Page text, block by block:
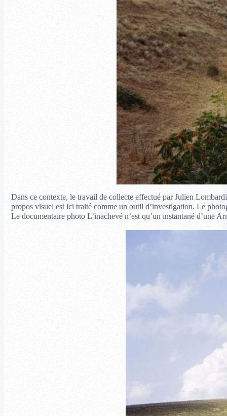
Dans ce contexte, le travail de collecte effectué par Julien
propos visuel est ici traité comme un outil d’investigation. Le
Le documentaire photo L’inachevé n’est qu’un instantané d’une